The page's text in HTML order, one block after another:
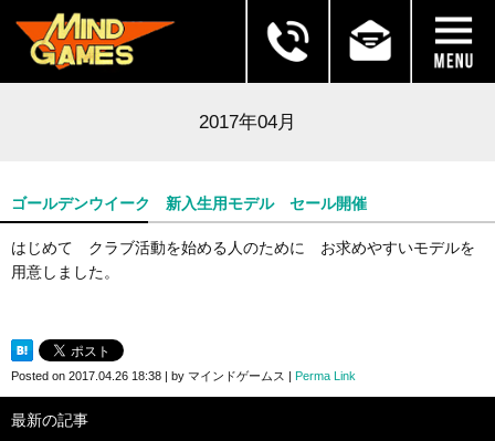
2017年04月
ゴールデンウイーク 新入生用モデル セール開催
はじめて クラブ活動を始める人のために お求めやすいモデルを
用意しました。
Posted on 2017.04.26 18:38 | by マインドゲームス | Perma Link
最新の記事